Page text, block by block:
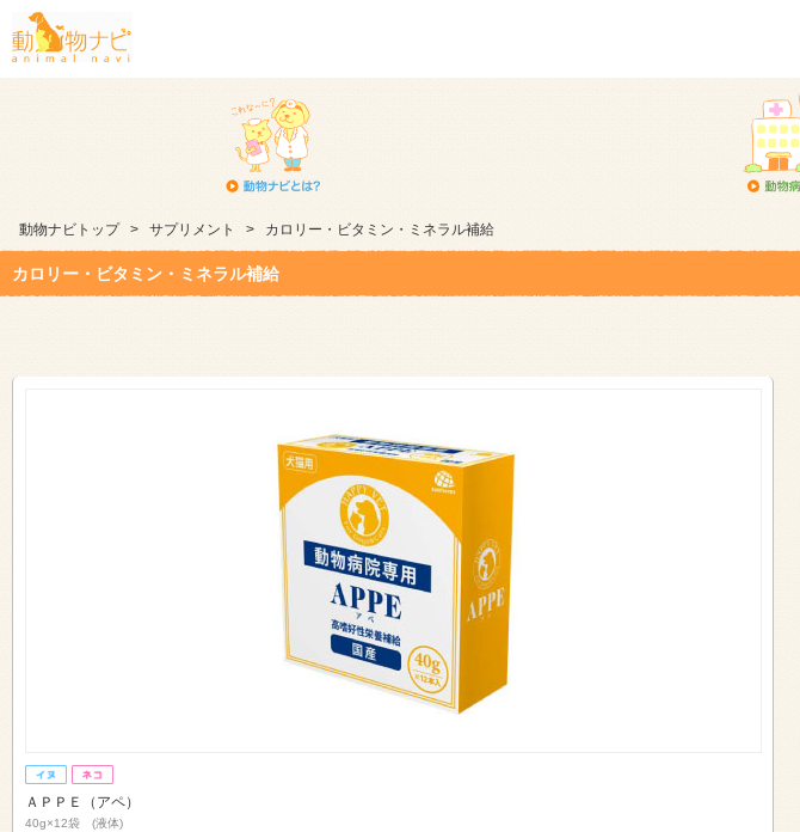
動物ナビトップ > サプリメント > カロリー・ビタミン・ミネラル補給
カロリー・ビタミン・ミネラル補給
ＡＰＰＥ（アペ）
40g×12袋 (液体)